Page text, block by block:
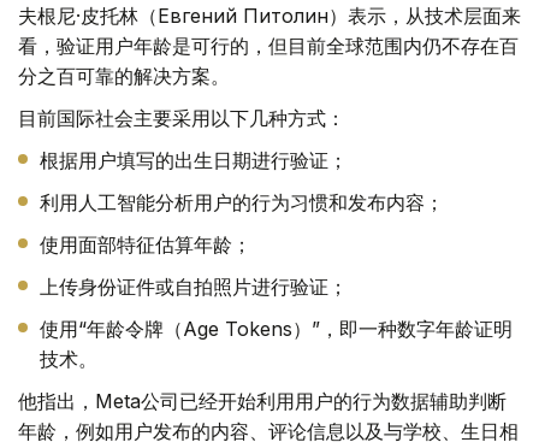
夫根尼·皮托林（Евгений Питолин）表示，从技术层面来
看，验证用户年龄是可行的，但目前全球范围内仍不存在百
分之百可靠的解决方案。
目前国际社会主要采用以下几种方式：
根据用户填写的出生日期进行验证；
利用人工智能分析用户的行为习惯和发布内容；
使用面部特征估算年龄；
上传身份证件或自拍照片进行验证；
使用“年龄令牌（Age Tokens）”，即一种数字年龄证明
技术。
他指出，Meta公司已经开始利用用户的行为数据辅助判断
年龄，例如用户发布的内容、评论信息以及与学校、生日相